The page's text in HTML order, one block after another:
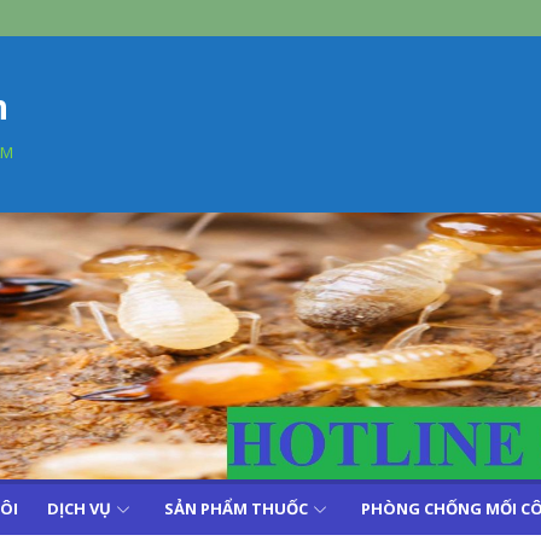
DỊCH VỤ SẢN PHẨM THUỐC PHÒNG CHỐNG MỐI